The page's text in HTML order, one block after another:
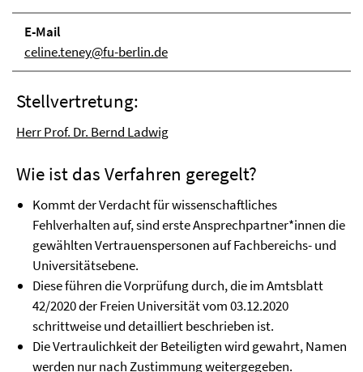
E-Mail
celine.teney@fu-berlin.de
Stellvertretung:
Herr Prof. Dr. Bernd Ladwig
Wie ist das Verfahren geregelt?
Kommt der Verdacht für wissenschaftliches
Fehlverhalten auf, sind erste Ansprechpartner*innen die
gewählten Vertrauenspersonen auf Fachbereichs- und
Universitätsebene.
Diese führen die Vorprüfung durch, die im Amtsblatt
42/2020 der Freien Universität vom 03.12.2020
schrittweise und detailliert beschrieben ist.
Die Vertraulichkeit der Beteiligten wird gewahrt, Namen
werden nur nach Zustimmung weitergegeben.